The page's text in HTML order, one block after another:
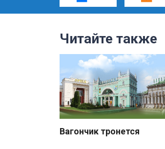
Читайте также
Вагончик тронется